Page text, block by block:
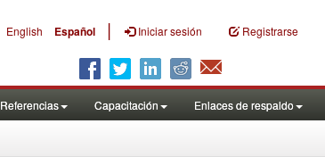
English Español | Iniciar sesión Registrarse
Referencias Capacitación Enlaces de respaldo